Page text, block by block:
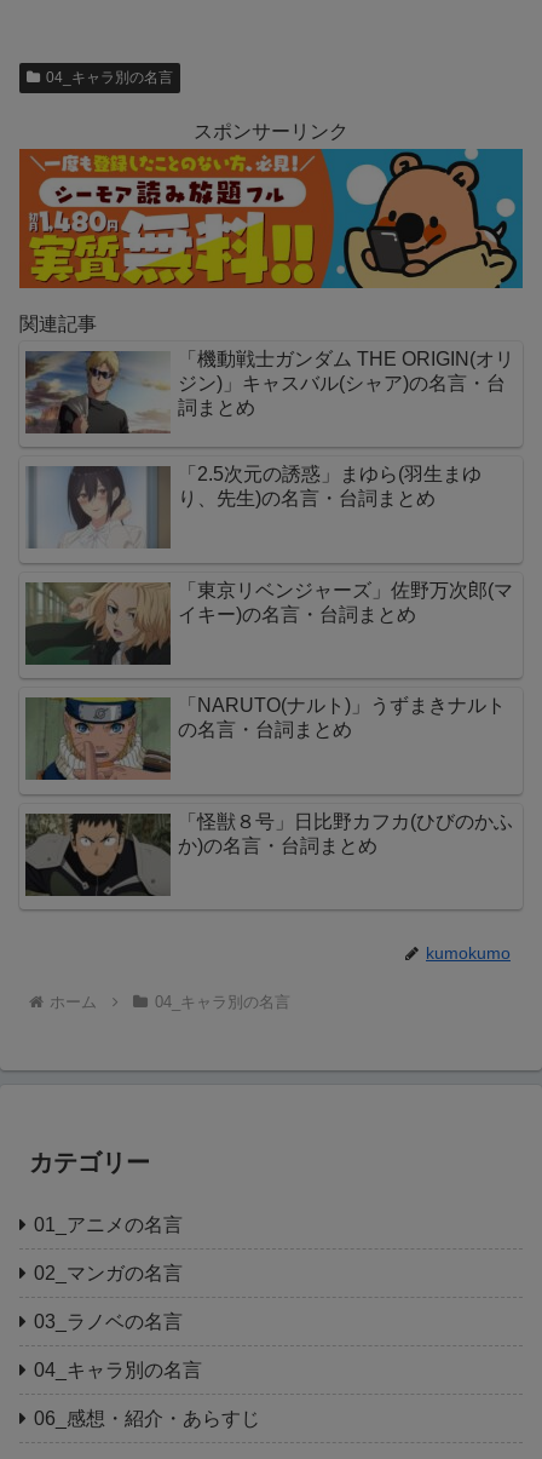
04_キャラ別の名言
スポンサーリンク
関連記事
「機動戦士ガンダム THE ORIGIN(オリ
ジン)」キャスバル(シャア)の名言・台
詞まとめ
「2.5次元の誘惑」まゆら(羽生まゆ
り、先生)の名言・台詞まとめ
「東京リベンジャーズ」佐野万次郎(マ
イキー)の名言・台詞まとめ
「NARUTO(ナルト)」うずまきナルト
の名言・台詞まとめ
「怪獣８号」日比野カフカ(ひびのかふ
か)の名言・台詞まとめ
kumokumo
ホーム 04_キャラ別の名言
カテゴリー
01_アニメの名言
02_マンガの名言
03_ラノベの名言
04_キャラ別の名言
06_感想・紹介・あらすじ